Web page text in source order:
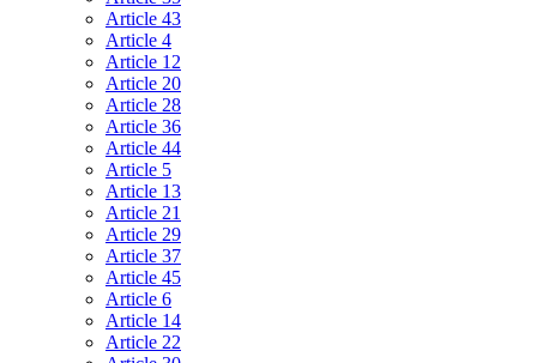
Article 43
Article 4
Article 12
Article 20
Article 28
Article 36
Article 44
Article 5
Article 13
Article 21
Article 29
Article 37
Article 45
Article 6
Article 14
Article 22